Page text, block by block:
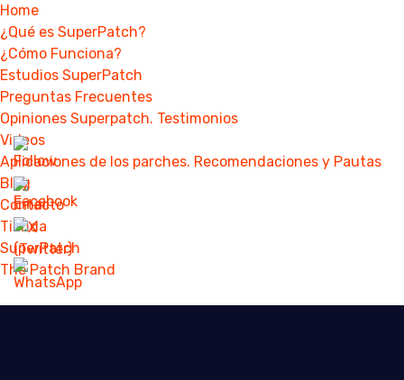
Home
¿Qué es SuperPatch?
¿Cómo Funciona?
Estudios SuperPatch
Preguntas Frecuentes
Opiniones Superpatch. Testimonios
Videos
Aplicaciones de los parches. Recomendaciones y Pautas
Blog
Contacto
Tienda
SuperPatch
The Patch Brand